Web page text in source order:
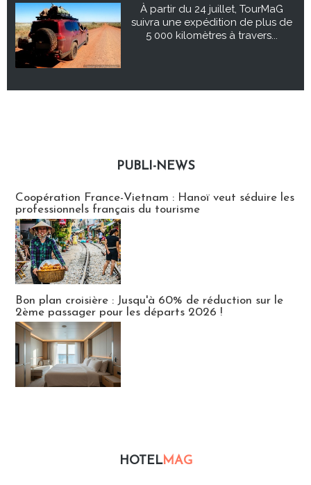
À partir du 24 juillet, TourMaG
suivra une expédition de plus de
5 000 kilomètres à travers...
PUBLI-NEWS
Coopération France-Vietnam : Hanoï veut séduire les
professionnels français du tourisme
Bon plan croisière : Jusqu'à 60% de réduction sur le
2ème passager pour les départs 2026 !
HOTELMAG